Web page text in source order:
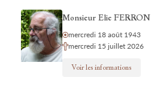
Monsieur Elie FERRON
mercredi 18 août 1943
mercredi 15 juillet 2026
Voir les informations